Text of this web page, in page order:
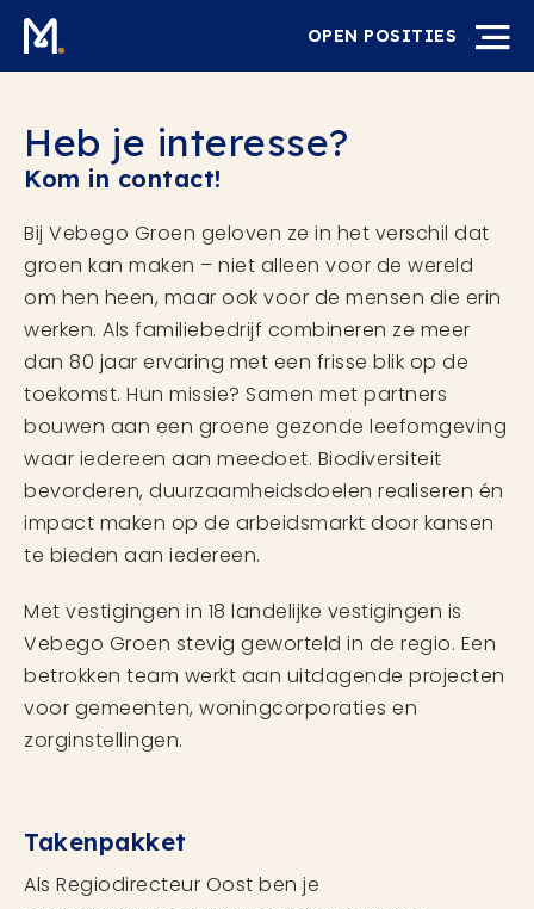
OPEN POSITIES
Heb je interesse?
Kom in contact!
Bij Vebego Groen geloven ze in het verschil dat
groen kan maken – niet alleen voor de wereld
om hen heen, maar ook voor de mensen die erin
werken. Als familiebedrijf combineren ze meer
dan 80 jaar ervaring met een frisse blik op de
toekomst. Hun missie? Samen met partners
bouwen aan een groene gezonde leefomgeving
waar iedereen aan meedoet. Biodiversiteit
bevorderen, duurzaamheidsdoelen realiseren én
impact maken op de arbeidsmarkt door kansen
te bieden aan iedereen.
Met vestigingen in 18 landelijke vestigingen is
Vebego Groen stevig geworteld in de regio. Een
betrokken team werkt aan uitdagende projecten
voor gemeenten, woningcorporaties en
zorginstellingen.
Takenpakket
Als Regiodirecteur Oost ben je